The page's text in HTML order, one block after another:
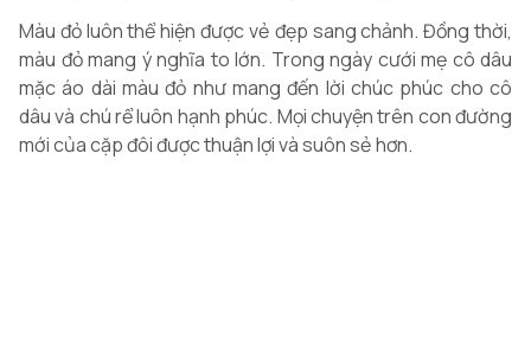
Màu đỏ luôn thể hiện được vẻ đẹp sang chảnh. Đồng thời,
màu đỏ mang ý nghĩa to lớn. Trong ngày cưới mẹ cô dâu
mặc áo dài màu đỏ như mang đến lời chúc phúc cho cô
dâu và chú rể luôn hạnh phúc. Mọi chuyện trên con đường
mới của cặp đôi được thuận lợi và suôn sẻ hơn.